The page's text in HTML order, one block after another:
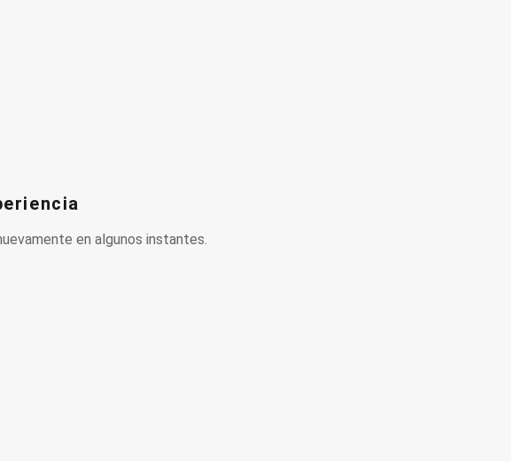
en algunos instantes.